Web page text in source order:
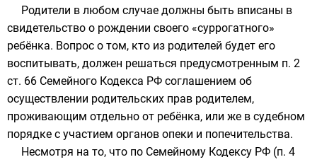
Родители в любом случае должны быть вписаны в
свидетельство о рождении своего «суррогатного»
ребёнка. Вопрос о том, кто из родителей будет его
воспитывать, должен решаться предусмотренным п. 2
ст. 66 Семейного Кодекса РФ соглашением об
осуществлении родительских прав родителем,
проживающим отдельно от ребёнка, или же в судебном
порядке с участием органов опеки и попечительства.
Несмотря на то, что по Семейному Кодексу РФ (п. 4